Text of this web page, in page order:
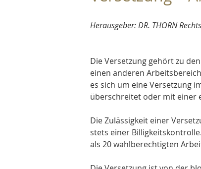
Herausgeber: DR. THORN
Die Versetzung gehört zu
einen anderen
es sich um eine Versetzung
überschreitet oder mit einer
Die Zulässigkeit einer
stets einer
als 20 wahlberechtigten